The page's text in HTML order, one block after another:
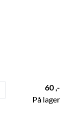
60 ,-
På lager